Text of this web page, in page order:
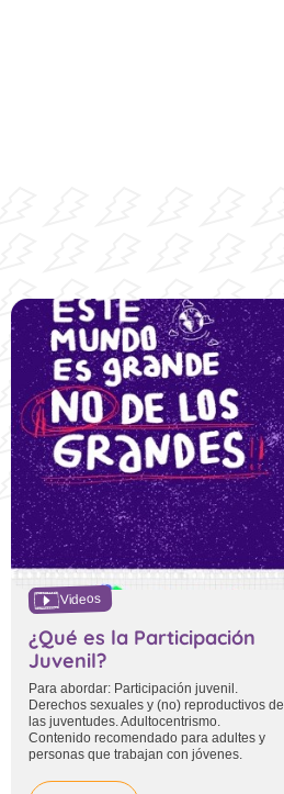
Videos
¿Qué es la Participación
Juvenil?
Para abordar: Participación juvenil.
Derechos sexuales y (no) reproductivos de
las juventudes. Adultocentrismo.
Contenido recomendado para adultes y
personas que trabajan con jóvenes.